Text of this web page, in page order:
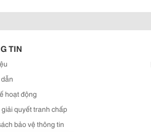
TIN
hoạt động
quyết tranh chấp
bảo vệ thông tin